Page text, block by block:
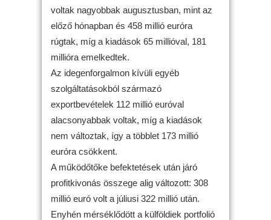
voltak nagyobbak augusztusban, mint az
előző hónapban és 458 millió euróra
rúgtak, míg a kiadások 65 millióval, 181
millióra emelkedtek.
Az idegenforgalmon kívüli egyéb
szolgáltatásokból származó
exportbevételek 112 millió euróval
alacsonyabbak voltak, míg a kiadások
nem változtak, így a többlet 173 millió
euróra csökkent.
A működőtőke befektetések után járó
profitkivonás összege alig változott: 308
millió euró volt a júliusi 322 millió után.
Enyhén mérséklődött a külföldiek portfolió